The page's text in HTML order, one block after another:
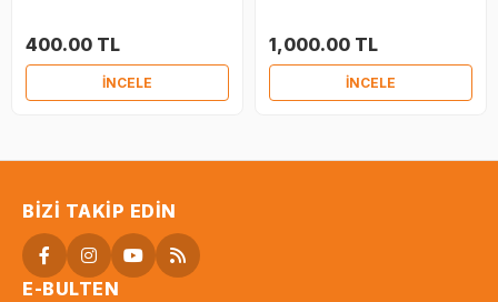
400.00 TL
İNCELE
1,000.00 TL
İNCELE
BIZI TAKIP EDIN
E-BULTEN